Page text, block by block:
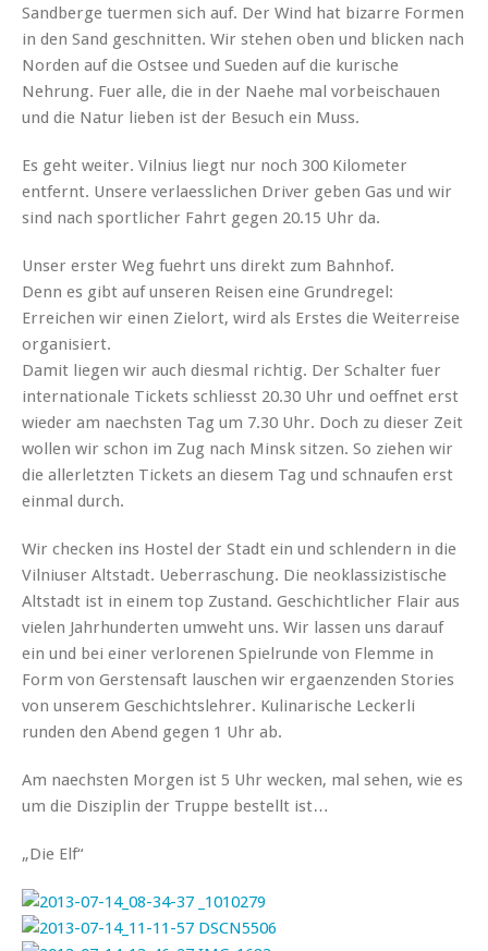
Sandberge tuermen sich auf. Der Wind hat bizarre Formen
in den Sand geschnitten. Wir stehen oben und blicken nach
Norden auf die Ostsee und Sueden auf die kurische
Nehrung. Fuer alle, die in der Naehe mal vorbeischauen
und die Natur lieben ist der Besuch ein Muss.
Es geht weiter. Vilnius liegt nur noch 300 Kilometer
entfernt. Unsere verlaesslichen Driver geben Gas und wir
sind nach sportlicher Fahrt gegen 20.15 Uhr da.
Unser erster Weg fuehrt uns direkt zum Bahnhof.
Denn es gibt auf unseren Reisen eine Grundregel:
Erreichen wir einen Zielort, wird als Erstes die Weiterreise
organisiert.
Damit liegen wir auch diesmal richtig. Der Schalter fuer
internationale Tickets schliesst 20.30 Uhr und oeffnet erst
wieder am naechsten Tag um 7.30 Uhr. Doch zu dieser Zeit
wollen wir schon im Zug nach Minsk sitzen. So ziehen wir
die allerletzten Tickets an diesem Tag und schnaufen erst
einmal durch.
Wir checken ins Hostel der Stadt ein und schlendern in die
Vilniuser Altstadt. Ueberraschung. Die neoklassizistische
Altstadt ist in einem top Zustand. Geschichtlicher Flair aus
vielen Jahrhunderten umweht uns. Wir lassen uns darauf
ein und bei einer verlorenen Spielrunde von Flemme in
Form von Gerstensaft lauschen wir ergaenzenden Stories
von unserem Geschichtslehrer. Kulinarische Leckerli
runden den Abend gegen 1 Uhr ab.
Am naechsten Morgen ist 5 Uhr wecken, mal sehen, wie es
um die Disziplin der Truppe bestellt ist…
„Die Elf“